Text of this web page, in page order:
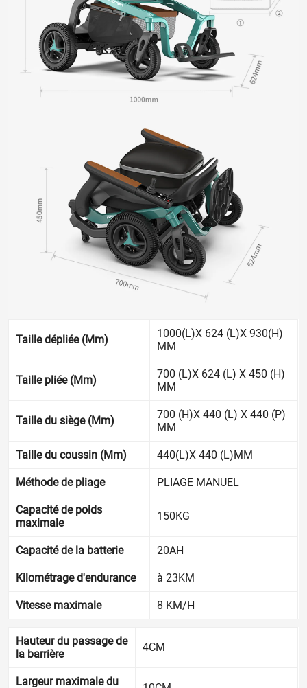
Taille dépliée (Mm)
1000(L)X 624 (L)X 930(H)
MM
Taille pliée (Mm)
700 (L)X 624 (L) X 450 (H)
MM
Taille du siège (Mm)
700 (H)X 440 (L) X 440 (P)
MM
Taille du coussin (Mm) 440(L)X 440 (L)MM
Méthode de pliage PLIAGE MANUEL
Capacité de poids
maximale
150KG
Capacité de la batterie 20AH
Kilométrage d'endurance à 23KM
Vitesse maximale 8 KM/H
Hauteur du passage de
la barrière
4CM
Largeur maximale du